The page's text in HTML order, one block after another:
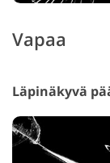
Vapaa